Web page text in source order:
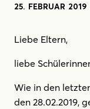
25. FEBRUAR 2019
Liebe Eltern,
liebe
Wie in den
den 28.02.2019,